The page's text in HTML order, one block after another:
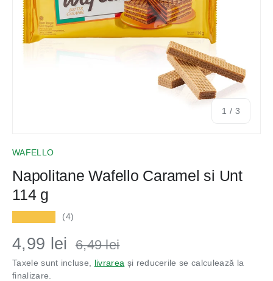
1 / din
3
WAFELLO
Napolitane Wafello Caramel si Unt
114 g
(4)
4,99 lei 6,49 lei
Taxele sunt incluse, livrarea și reducerile se calculează la
finalizare.